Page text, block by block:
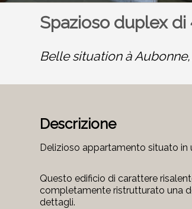
Spazioso duplex
Belle situation à Aubonne,
Descrizione
Delizioso appartamento situato
Questo edificio di carattere
completamente ristrutturato una
dettagli.